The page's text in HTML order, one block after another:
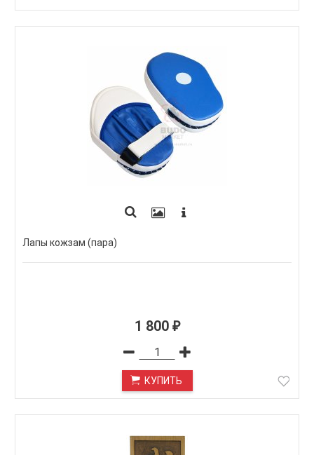
Лапы кожзам (пара)
1 800 ₽
КУПИТЬ